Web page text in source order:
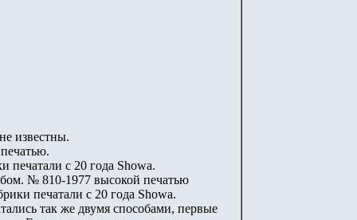
известны.
с 20 года Showa.
№ 810-1977 высокой печатью
печатали с 20 года Showa.
так же двумя способами, первые